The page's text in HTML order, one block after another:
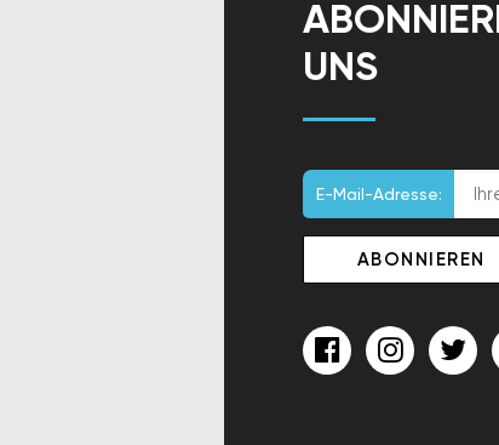
UNS
E-Mail-Adresse: